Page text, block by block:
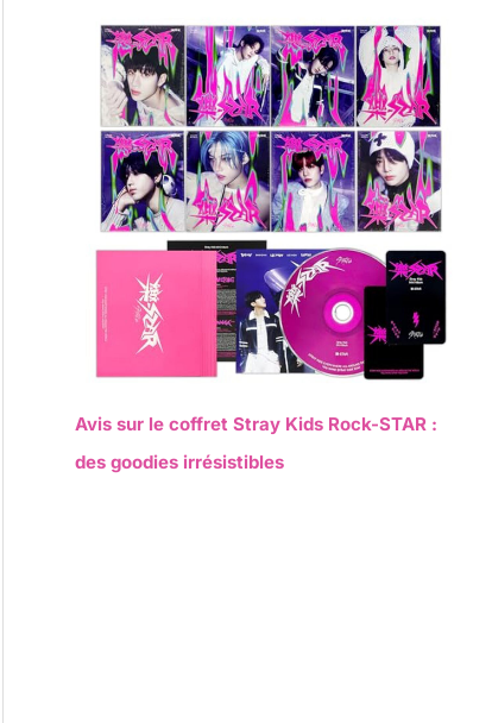
Avis sur le coffret Stray Kids Rock-STAR :
des goodies irrésistibles